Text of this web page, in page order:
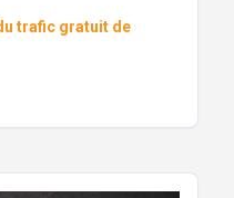
trafic gratuit de